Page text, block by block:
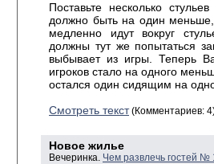
Поставьте несколько
должно быть на один меньше,
медленно идут вокруг
должны тут же попытаться
выбывает из игры. Теперь
игроков стало на одного
остался один сидящим на
Смотреть текст(Комментариев:
Новое жилье
Вечеринка. Чем развлечь гостей №